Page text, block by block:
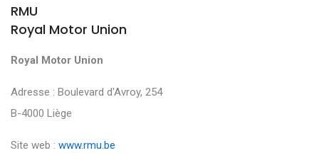
RMU
Royal Motor Union
Royal Motor Union
Adresse : Boulevard d'Avroy, 254
B-4000 Liège
Site web : www.rmu.be